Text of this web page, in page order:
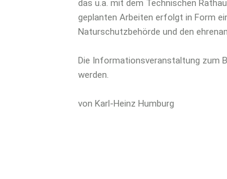
das u.a. mit dem Technischen
geplanten Arbeiten erfolgt in Form
Naturschutzbehörde und den
Die Informationsveranstaltung zum
werden.
von Karl-Heinz Humburg